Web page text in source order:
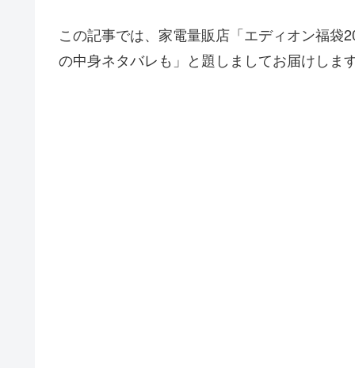
この記事では、家電量販店 「エディオン福
の中身ネタバレも」 と題しましてお届けしま